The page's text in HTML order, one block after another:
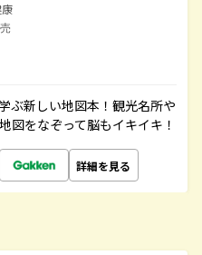
ぶ新しい地図本！観光名所や
図をなぞって脳もイキイキ！
詳細を見る